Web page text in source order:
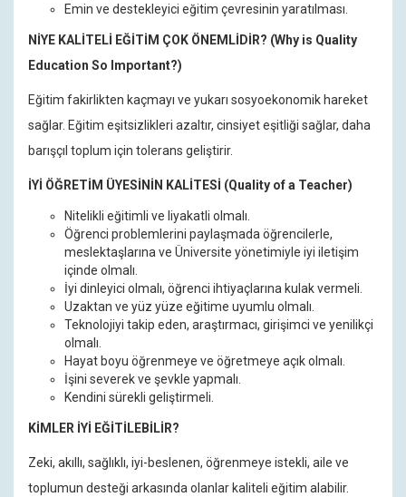
Emin ve destekleyici eğitim çevresinin yaratılması.
NİYE KALİTELİ EĞİTİM ÇOK ÖNEMLİDİR? (Why is Quality
Education So Important?)
Eğitim fakirlikten kaçmayı ve yukarı sosyoekonomik hareket
sağlar. Eğitim eşitsizlikleri azaltır, cinsiyet eşitliği sağlar, daha
barışçıl toplum için tolerans geliştirir.
İYİ ÖĞRETİM ÜYESİNİN KALİTESİ (Quality of a Teacher)
Nitelikli eğitimli ve liyakatli olmalı.
Öğrenci problemlerini paylaşmada öğrencilerle,
meslektaşlarına ve Üniversite yönetimiyle iyi iletişim
içinde olmalı.
İyi dinleyici olmalı, öğrenci ihtiyaçlarına kulak vermeli.
Uzaktan ve yüz yüze eğitime uyumlu olmalı.
Teknolojiyi takip eden, araştırmacı, girişimci ve yenilikçi
olmalı.
Hayat boyu öğrenmeye ve öğretmeye açık olmalı.
İşini severek ve şevkle yapmalı.
Kendini sürekli geliştirmeli.
KİMLER İYİ EĞİTİLEBİLİR?
Zeki, akıllı, sağlıklı, iyi-beslenen, öğrenmeye istekli, aile ve
toplumun desteği arkasında olanlar kaliteli eğitim alabilir.